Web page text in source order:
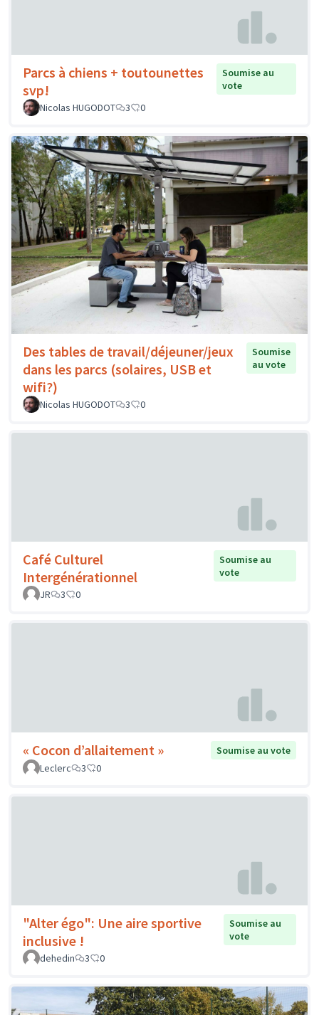
Parcs à chiens + toutounettes
svp!
Soumise au
vote
Nicolas HUGODOT
3 0
Des tables de travail/déjeuner/jeux
dans les parcs (solaires, USB et
wifi?)
Soumise
au vote
Nicolas HUGODOT 3 0
Café Culturel
Intergénérationnel
Soumise au
vote
JR
3 0
« Cocon d’allaitement »
Soumise au vote
Leclerc
3 0
"Alter égo": Une aire sportive
inclusive !
Soumise au
vote
dehedin
3 0